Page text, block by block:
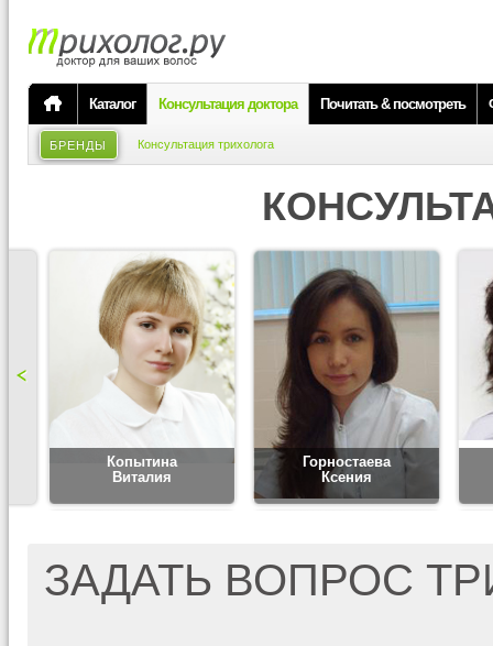
Каталог Консультация доктора Почитать & посмотреть
БРЕНДЫ Консультация трихолога
Копытина
Виталия
Горностаева
Ксения
ЗАДАТЬ ВОПРОС